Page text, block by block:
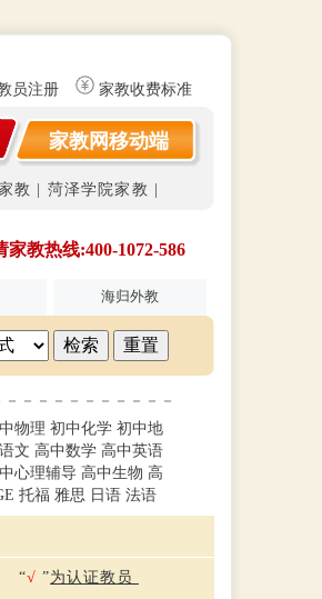
会实践兼职信息的服务平台。平台不
员注册 家教收费标准
家教网移动端
教 菏泽学院家教
家教热线:400-1072-586
海归外教
－－－－－－－－－－
物理 初中化学 初中地
文 高中数学 高中英语
心理辅导 高中生物 高
托福 雅思 日语 法语
√ ”为认证教员